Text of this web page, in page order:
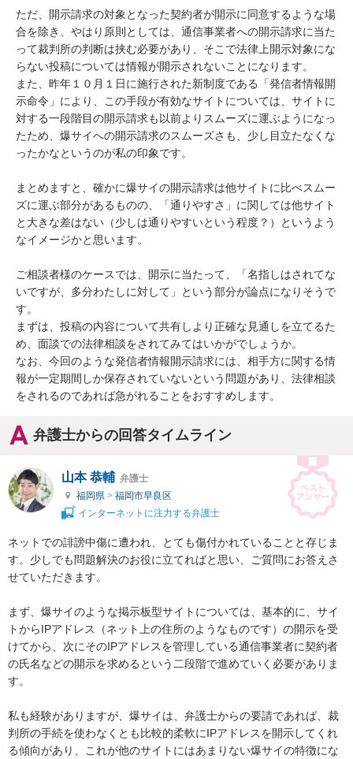
ただ、開示請求の対象となった契約者が開示に同意するような場
合を除き、やはり原則としては、通信事業者への開示請求に当た
って裁判所の判断は挟む必要があり、そこで法律上開示対象にな
らない投稿については情報が開示されないことになります。
また、昨年１０月１日に施行された新制度である「発信者情報開
示命令」により、この手段が有効なサイトについては、サイトに
対する一段階目の開示請求も以前よりスムーズに運ぶようになっ
たため、爆サイへの開示請求のスムーズさも、少し目立たなくな
ったかなというのが私の印象です。
まとめますと、確かに爆サイの開示請求は他サイトに比べスムー
ズに運ぶ部分があるものの、「通りやすさ」に関しては他サイト
と大きな差はない（少しは通りやすいという程度？）というよう
なイメージかと思います。
ご相談者様のケースでは、開示に当たって、「名指しはされてな
いですが、多分わたしに対して」という部分が論点になりそうで
す。
まずは、投稿の内容について共有しより正確な見通しを立てるた
め、面談での法律相談をされてみてはいかがでしょうか。
なお、今回のような発信者情報開示請求には、相手方に関する情
報が一定期間しか保存されていないという問題があり、法律相談
をされるのであれば急がれることをおすすめします。
弁護士からの回答タイムライン
山本 恭輔 弁護士
福岡県 > 福岡市早良区
インターネットに注力する弁護士
ネットでの誹謗中傷に遭われ、とても傷付かれていることと存じま
す。少しでも問題解決のお役に立てればと思い、ご質問にお答えさ
せていただきます。
まず、爆サイのような掲示板型サイトについては、基本的に、サイ
トからIPアドレス（ネット上の住所のようなものです）の開示を受
けてから、次にそのIPアドレスを管理している通信事業者に契約者
の氏名などの開示を求めるという二段階で進めていく必要がありま
す。
私も経験がありますが、爆サイは、弁護士からの要請であれば、裁
判所の手続を使わなくとも比較的柔軟にIPアドレスを開示してくれ
る傾向があり、これが他のサイトにはあまりない爆サイの特徴にな